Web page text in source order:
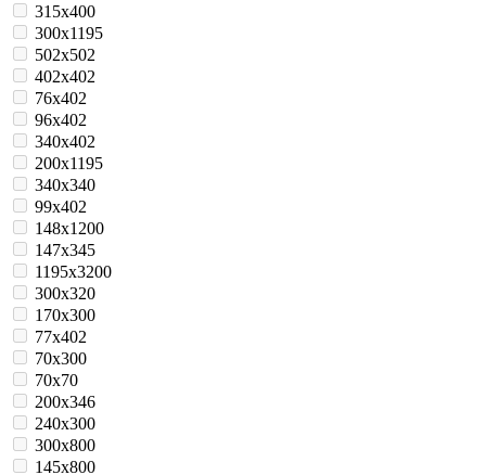
315х400
300x1195
502x502
402x402
76х402
96x402
340х402
200x1195
340х340
99х402
148х1200
147х345
1195х3200
300x320
170x300
77x402
70x300
70x70
200x346
240x300
300x800
145x800